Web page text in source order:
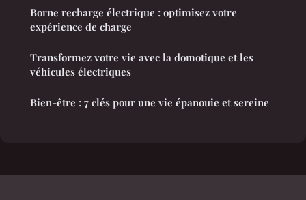
Borne recharge électrique : optimisez votre
expérience de charge
Transformez votre vie avec la domotique et les
véhicules électriques
Bien-être : 7 clés pour une vie épanouie et sereine